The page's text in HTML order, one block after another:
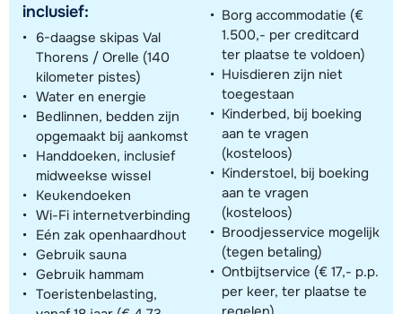
inclusief:
6-daagse skipas Val
Thorens / Orelle (140
kilometer pistes)
Water en energie
Bedlinnen, bedden zijn
opgemaakt bij aankomst
Handdoeken, inclusief
midweekse wissel
Keukendoeken
Wi-Fi internetverbinding
Eén zak openhaardhout
Gebruik sauna
Gebruik hammam
Toeristenbelasting,
Borg accommodatie (€
1.500,- per creditcard
ter plaatse te voldoen)
Huisdieren zijn niet
toegestaan
Kinderbed, bij boeking
aan te vragen
(kosteloos)
Kinderstoel, bij boeking
aan te vragen
(kosteloos)
Broodjesservice mogelijk
(tegen betaling)
Ontbijtservice (€ 17,- p.p.
per keer, ter plaatse te